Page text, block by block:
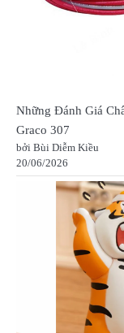
Những Đánh Giá
Graco 307
bởi Bùi Diễm Kiều
20/06/2026